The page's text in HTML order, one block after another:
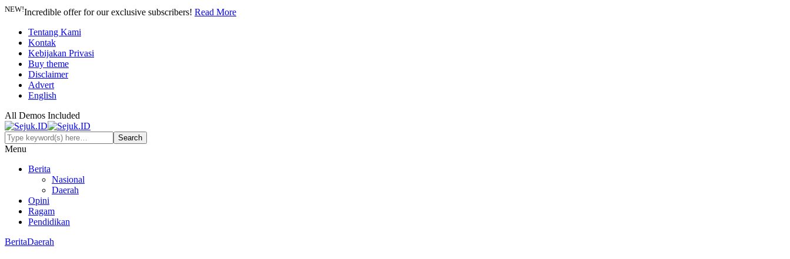
NEW!Incredible offer for our exclusive subscribers! Read More
Tentang Kami
Kontak
Kebijakan Privasi
Buy theme
Disclaimer
Advert
English
All Demos Included
Menu
Berita
Nasional
Daerah
Opini
Ragam
Pendidikan
BeritaDaerah